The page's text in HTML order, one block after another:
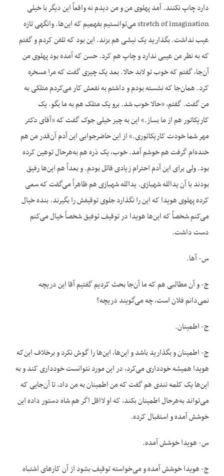
دارد چاپ نکنند. آمد پهلوی من و من دیدم نه واقعاً این دیگر با خیلی
stretch of imagination می‌توانستیم بفهمیم که این‌ها. وانگهی تازه
عیب نداشت. بگذارید یک نیشی هم بزند. این بود که تلفن کردم و گفتم
که به نظر من عیبی ندارد و چاپ هم کرد. حسن که آمده بود پهلوی من
آن‌جا، گفتم که خوب تو لابد حالا. بعد یک چیزی گفت که مرا مسخره
کرد. همان‌جا که نشسته بودم و داشتم به نفعش کار می‌کردم متلکی به
من گفت. گفتم، «حالا خوب شد. برو یک متلک هم به ما بگو. یک
کاریکاتور هم از ما بساز.» این به چیز خیلی جوک گفت که «آقای دکتر
مهر شما خودت کاریکاتوری.» از این حاضرجوابی این آدم آن‌قدر من هم
خنده‌ام گرفت هم خوشم آمد. خوب، یک ذره هم به‌هرحال توهین کرده
بود. ولی برای این آدم احترام زیادی قائل بودم. و بعداً هم این‌ها رفیق
بودند با آن یدالله شهبازی. یدالله شهبازی هم ظاهراً می‌گفت که سعی
کرده پهلوی هویدا که این را نگذارد جلوی توقیفش را بگیرند. بنده خیال
می‌کنم شخصاً که این‌ها هویدا در توقیف توفیق شخصاً خیال می‌کنم
دست داشت.
س- آها.
ج- و آن مطالبی هم که ما آن‌جا بحث کردیم گفتیم آقا این دریچه
نمی‌دانم فلان است، چه می‌گویند دریچه؟
ج- اطمینان.
ج- اطمینان و بگذارید باشد و این‌ها، این‌ها را گوش نکرد و برخلاف این‌که
هویدا همیشه خودداری می‌کرد، در این مورد نتوانست خودداری کند و به
این‌ها یک کلمه تندی هم گفت که من اطمینان به من داد، تا آن‌جایی که
می‌تواند به‌هرحال اطمینان بکند، که او لااقل اگر هم شاه دستور داده این
خوشش آمده و استقبال کرده.
س- هویدا خوشش آمده.
ج- هویدا خوشش آمده و می‌خواسته توقیف بشود از آن کارهای اشتباه